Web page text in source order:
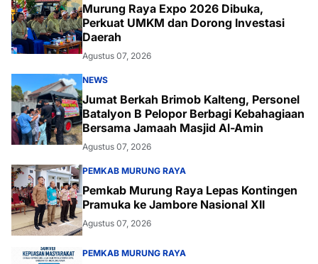
Murung Raya Expo 2026 Dibuka,
Perkuat UMKM dan Dorong Investasi
Daerah
Agustus 07, 2026
NEWS
Jumat Berkah Brimob Kalteng, Personel
Batalyon B Pelopor Berbagi Kebahagiaan
Bersama Jamaah Masjid Al-Amin
Agustus 07, 2026
PEMKAB MURUNG RAYA
Pemkab Murung Raya Lepas Kontingen
Pramuka ke Jambore Nasional XII
Agustus 07, 2026
PEMKAB MURUNG RAYA